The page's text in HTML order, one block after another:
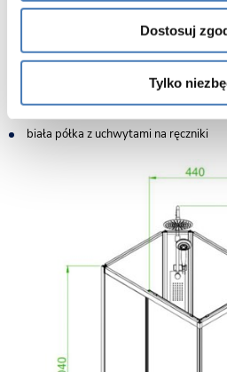
Dostosuj
Tylko
regulator ciepłej/zimnej wody
odpływ wody (syfon w komplecie) w
komplet uszczelek
klamki do otwierania drzwi
węże przyłączeniowe ciepła/zimna
biała półka z uchwytami na ręczniki